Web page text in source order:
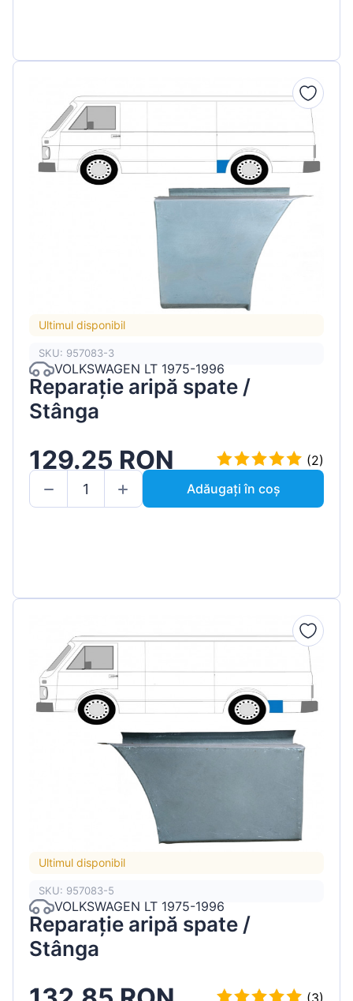
Ultimul disponibil
SKU: 957083-3
VOLKSWAGEN LT 1975-1996
Reparație aripă spate /
Stânga
129.25 RON
(2)
Adăugați în coș
Ultimul disponibil
SKU: 957083-5
VOLKSWAGEN LT 1975-1996
Reparație aripă spate /
Stânga